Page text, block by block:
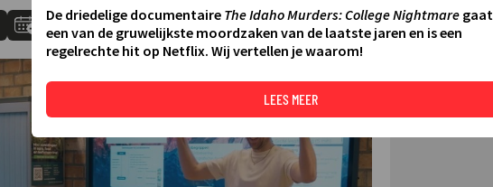
TOEVOEGEN AAN AGENDA DELEN
DE
De driedelige documentaire The Idaho Murders: College Nightmaregaat
een van de gruwelijkste moordzaken van de laatste jaren en is een
regelrechte hit op Netflix. Wij vertellen je waarom!
LEES MEER